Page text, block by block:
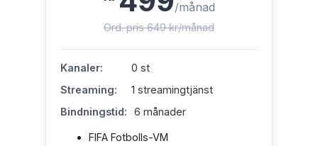
/månad
Ord. pris 649 kr/månad
Kanaler:
0 st
Streaming:
1 streamingtjänst
Bindningstid:
6 månader
FIFA Fotbolls-VM